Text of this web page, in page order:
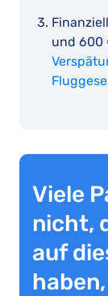
und 600
Viele
nicht,
auf